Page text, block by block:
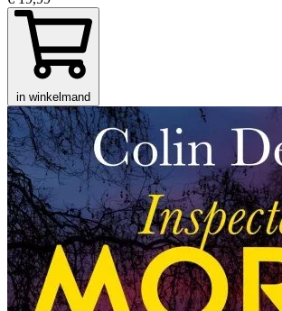
in winkelmand